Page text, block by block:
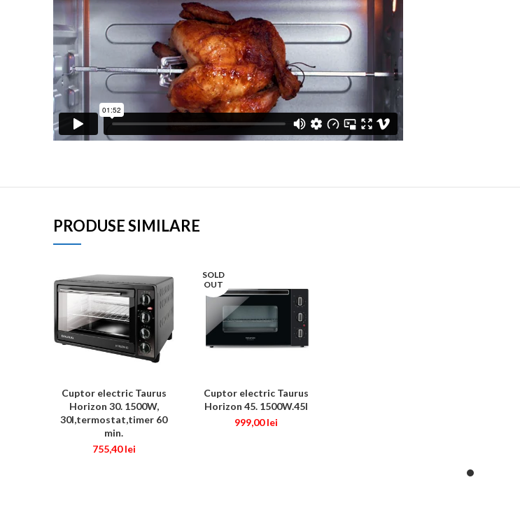
PRODUSE SIMILARE
ADAUGĂ ÎN COȘ
Cuptor electric Taurus
Horizon 30. 1500W,
30l,termostat,timer 60
min.
755,40lei
SOLD
OUT
CITEȘTE MAI MULT
Cuptor electric Taurus
Horizon 45. 1500W.45l
999,00lei